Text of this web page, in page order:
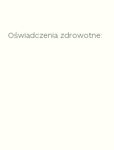
Oświadczenia zdrowotne: